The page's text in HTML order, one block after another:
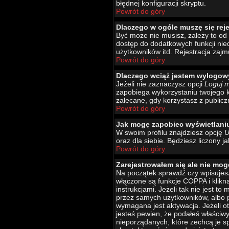
błędnej konfiguracji skryptu.
Powrót do góry
Dlaczego w ogóle muszę się
Być może nie musisz, zależy to
dostęp do dodatkowych funkcji
użytkowników itd. Rejestracja
Powrót do góry
Dlaczego wciąż jestem
Jeżeli nie zaznaczysz opcji Loguj
zapobiega wykorzystaniu twojego
zalecane, gdy korzystasz z
Powrót do góry
Jak mogę zapobiec
W swoim profilu znajdziesz opcję
oraz dla siebie. Będziesz liczony
Powrót do góry
Zarejestrowałem się ale nie
Na początek sprawdź czy
włączone są funkcje COPPA i
instrukcjami. Jeżeli tak nie jest to
przez samych użytkowników,
wymagana jest aktywacja. Jeżeli
jesteś pewien, że podałeś
nieporządanych, które zechcą je